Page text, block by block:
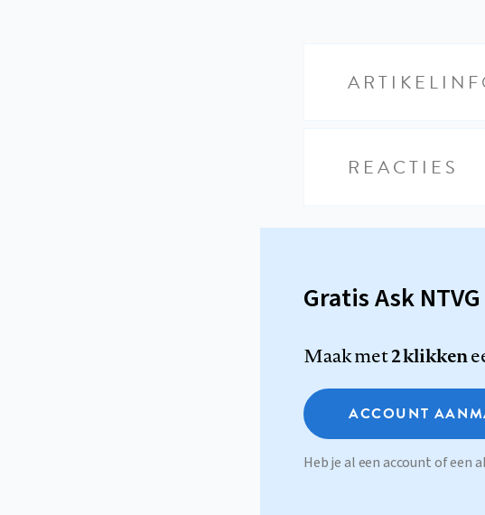
REACTIES
Gratis Ask
Maak met2 klikken
ACCOUNT
Heb je al een account of een